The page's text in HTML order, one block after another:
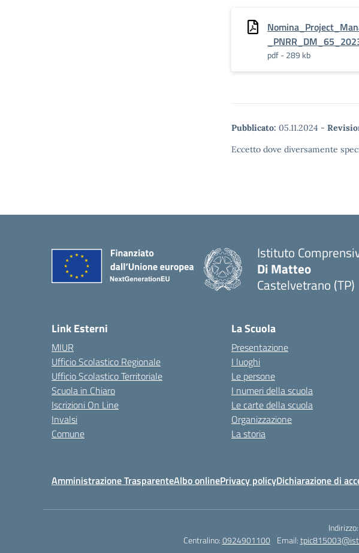
pdf - 289 kb
Pubblicato: 05.11.2024 -
Eccetto dove diversamente
Istituto
Di Matteo
Castelvetrano (TP)
Link Esterni
MIUR
Ufficio Scolastico Regionale
Ufficio Scolastico Territoriale
Scuola in Chiaro
Iscrizioni On Line
Invalsi
Comune
La Scuola
Presentazione
I luoghi
Le persone
I numeri della scuola
Le carte della scuola
Organizzazione
La storia
Amministrazione TrasparenteAlbo onlinePrivacy policyDichiarazione di
Indirizzo:
Centralino:0924901100 Email: